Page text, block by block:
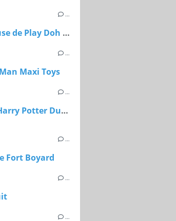
…
La caisse enregistreuse de Play Doh Maxi Toys Hasbro
…
Maxi Toys
…
Capsules magiques Harry Potter Dujardin
…
Fort Boyard
…
…